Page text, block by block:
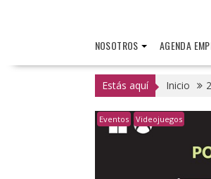
NOSOTROS AGENDA
Estás aquí Inicio
Eventos Videojuegos